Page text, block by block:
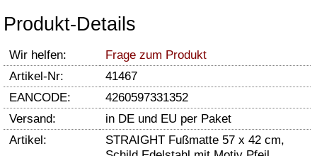
Produkt-Details
Wir helfen:
Frage zum Produkt
Artikel-Nr:
41467
EANCODE:
4260597331352
Versand:
in DE und EU per Paket
Artikel:
STRAIGHT Fußmatte 57 x 42 cm,